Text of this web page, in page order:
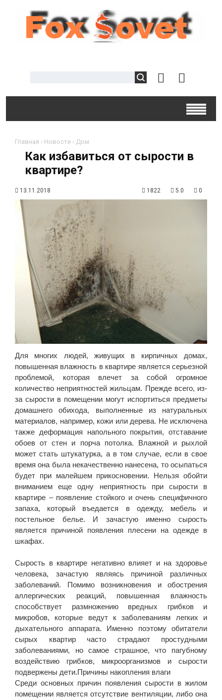
Главная › Новости › Дом
​Как избавиться от сырости в
квартире?
13.11.2018 1822 5.0 0
Для многих людей, живущих в кирпичных домах,
повышенная влажность в квартире является серьезной
проблемой, которая влечет за собой огромное
количество неприятностей жильцам. Прежде всего, из-
за сырости в помещении могут испортиться предметы
домашнего обихода, выполненные из натуральных
материалов, например, кожи или дерева. Не исключена
также деформация напольного покрытия, отставание
обоев от стен и порча потолка. Влажной и рыхлой
может стать штукатурка, а в том случае, если в свое
время она была некачественно нанесена, то осыпаться
будет при малейшем прикосновении. Нельзя обойти
вниманием еще одну неприятность при сырости в
квартире – появление стойкого и очень специфичного
запаха, который въедается в одежду, мебель и
постельное белье. И зачастую именно сырость
является причиной появления плесени на одежде в
шкафах.
Сырость в квартире негативно влияет и на здоровье
человека, зачастую являясь причиной различных
заболеваний. Помимо возникновения и обострения
аллергических реакций, повышенная влажность
способствует размножению вредных грибков и
микробов, которые ведут к заболеваниям легких и
дыхательного аппарата. Именно поэтому обитатели
сырых квартир часто страдают простудными
заболеваниями, но самое страшное, что пагубному
воздействию грибков, микроорганизмов и сырости
подвержены дети.Причины накопления влаги
Среди основных причин появления сырости в жилом
помещении является отсутствие вентиляции, либо она